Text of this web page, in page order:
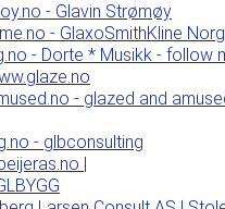
- Glavin Strømøy
- GlaxoSmithKline
- Dorte * Musikk - follow
- glazed and
- glbconsulting
|